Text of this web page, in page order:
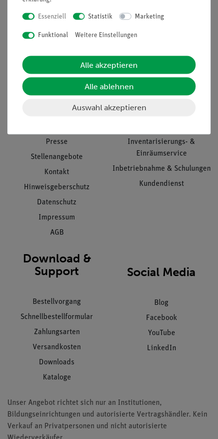
Nach oben
Informationen
Unternehmen
Presse
Stellenangebote
Kontakt
Hinweisgeberschutz
Datenschutz
Impressum
AGB
Service
Übersicht Service
Inventarisierungs- &
Einräumservice
Inbetriebnahme & Schulungen
Kundendienst
Download &
Support
Bestellvorgang
Schnellbestellformular
Zahlungsarten
Versandkosten
Downloads
Kataloge
Social Media
Blog
Facebook
YouTube
LinkedIn
Unser Angebot richtet sich nur an Institutionen,
Bildungseinrichtungen und autorisierte Vertragshändler. Kein
Verkauf an Privatpersonen und nicht autorisierte
Essenziell Statistik Marketing
Funktional Weitere Einstellungen
Alle akzeptieren
Alle ablehnen
Auswahl akzeptieren